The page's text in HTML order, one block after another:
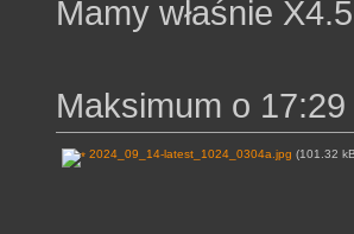
Mamy właśnie
Maksimum o
2024_09_14-latest_1024_0304a.jpg (101.32